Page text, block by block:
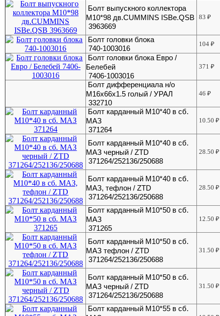
Болт выпускного коллектора
М10*98 дв.CUMMINS ISBe.QSB
3963669
83₽
Болт головки блока
740-1003016
104₽
Болт головки блока Евро /
Белебей
7406-1003016
371₽
Болт дифференциала н/о
М16х66х1.5 голый / УРАЛ
332710
46₽
Болт карданный М10*40 в сб.
МАЗ
371264
10.50₽
Болт карданный М10*40 в сб.
МАЗ черный / ZTD
371264/252136/250688
28.50₽
Болт карданный М10*40 в сб.
МАЗ, тефлон / ZTD
371264/252136/250688
28.50₽
Болт карданный М10*50 в сб.
МАЗ
371265
12.50₽
Болт карданный М10*50 в сб.
МАЗ тефлон / ZTD
371264/252136/250688
31.50₽
Болт карданный М10*50 в сб.
МАЗ черный / ZTD
371264/252136/250688
31.50₽
Болт карданный М10*55 в сб.